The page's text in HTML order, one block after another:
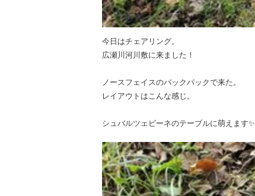
今日はチェアリング。
広瀬川河川敷に来ました！
ノースフェイスのバックパックで来た。
レイアウトはこんな感じ。
シュバルツェビーネのテーブルに萌えます✨